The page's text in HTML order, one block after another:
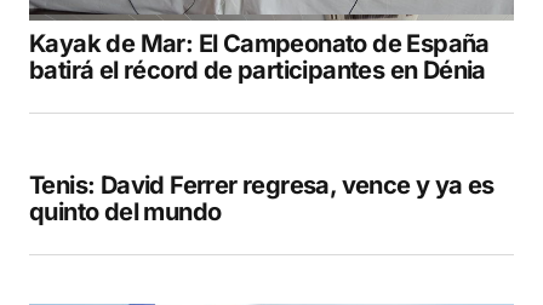
COMENTAR
Kayak de Mar: El Campeonato de España
batirá el récord de participantes en Dénia
Tenis: David Ferrer regresa, vence y ya es
quinto del mundo